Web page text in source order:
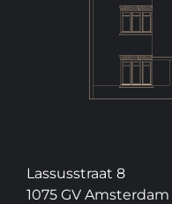
Lassusstraat 8
1075 GV Amsterdam